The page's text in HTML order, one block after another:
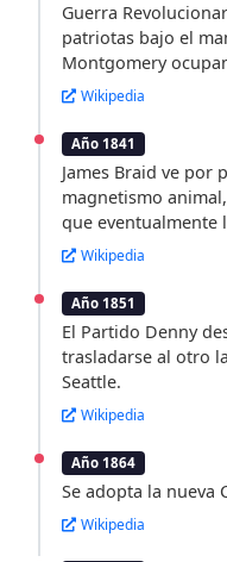
Guerra
patriotas bajo el
Montgomery
Wikipedia
Año 1841
James Braid ve por
magnetismo
que eventualmente
Wikipedia
Año 1851
El Partido Denny
trasladarse al otro
Seattle.
Wikipedia
Año 1864
Se adopta la nueva
Wikipedia